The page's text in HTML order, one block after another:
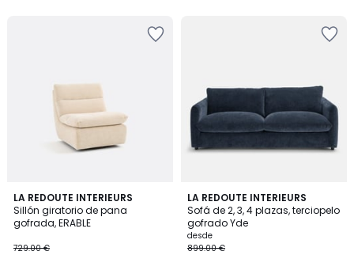
LA REDOUTE INTERIEURS
Sillón giratorio de pana
gofrada, ERABLE
729.00 €
8
Colores
LA REDOUTE INTERIEURS
Sofá de 2, 3, 4 plazas, terciopelo
gofrado Yde
desde
899.00 €
5
/
5
8
Colores